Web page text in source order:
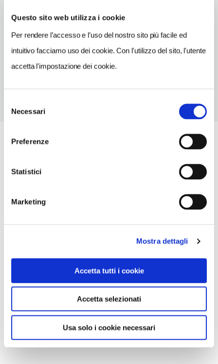
Questo sito web utilizza i cookie
Per rendere l’accesso e l’uso del nostro sito più facile ed
intuitivo facciamo uso dei cookie. Con l'utilizzo del sito, l'utente
accetta l'impostazione dei cookie.
delNecessari
Preferenze
Statistici
Marketing
Mostra dettagli
Accetta tutti i cookie
Accetta selezionati
Usa solo i cookie necessari
TELEFONO
1413330900
METRO
St George's Cross